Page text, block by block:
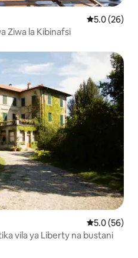
Ukadiriaji
5.0 (26)
Ziwa la Kibinafsi
Ukadiriaji
5.0 (56)
vila ya Liberty na bustani